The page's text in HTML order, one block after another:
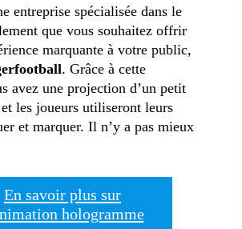
entreprise spécialisée dans le
que vous souhaitez offrir
marquante à votre public,
. Grâce à cette
avez une projection d’un petit
les joueurs utiliseront leurs
et marquer. Il n’y a pas mieux
En savoir plus sur
hologramme